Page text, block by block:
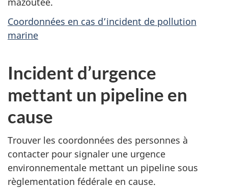
Coordonnées en cas d’incident de pollution
marine
Incident d’urgence
mettant un pipeline en
cause
Trouver les coordonnées des personnes à
contacter pour signaler une urgence
environnementale mettant un pipeline sous
règlementation fédérale en cause.